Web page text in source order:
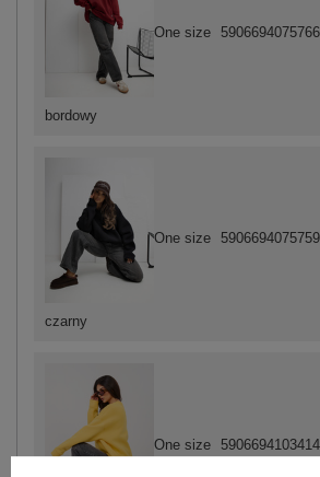
czarny
One size 5906694075759
One size 5906694103414
bordowy
One size 5906694075766